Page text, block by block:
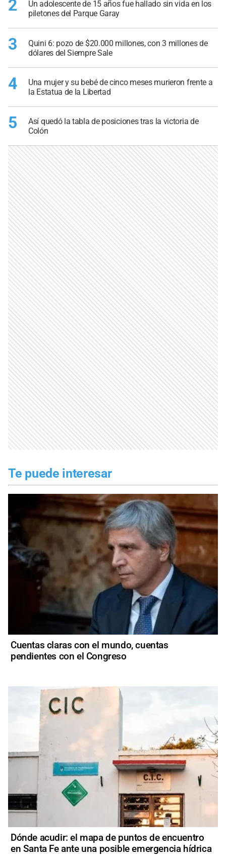
2
Un adolescente de 15 años fue hallado sin vida en los
piletones del Parque Garay
3
Quini 6: pozo de $20.000 millones, con 3 millones de
dólares del Siempre Sale
4
Una mujer y su bebé de cinco meses murieron frente a
la Estatua de la Libertad
5
Así quedó la tabla de posiciones tras la victoria de
Colón
Te puede interesar
Cuentas claras con el mundo, cuentas
pendientes con el Congreso
Dónde acudir: el mapa de puntos de encuentro
en Santa Fe ante una posible emergencia hídrica